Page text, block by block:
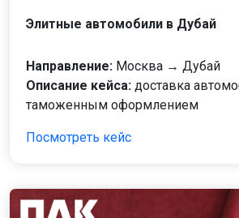
Элитные автомобили в Дубай
Направление: Москва → Дубай
Описание кейса: доставка
таможенным оформлением
Посмотреть кейс